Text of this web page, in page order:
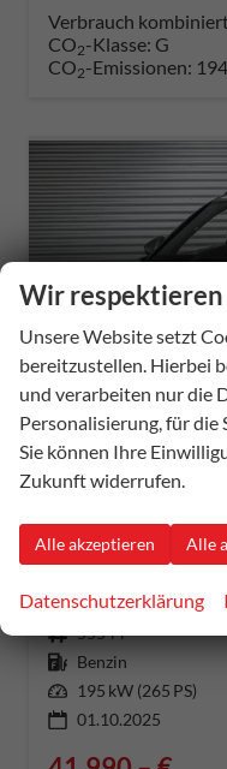
Verbrauch
CO2-Klasse: G
CO2-Emissionen:
ab 405,– € mtl.
Cupra Terramar
2,0 TSI DSG 4x4 VZ
Fahrzeugnummer 55544
Kraftstoff Benzin
Leistung 195 kW (265 PS)
01.10.2025
Wir
Unsere Website setzt
bereitzustellen. Hierbei
und verarbeiten nur die
Personalisierung, für die
Sie können Ihre
Zukunft widerrufen.
Alle akzeptieren Alle
Datenschutzerklärung